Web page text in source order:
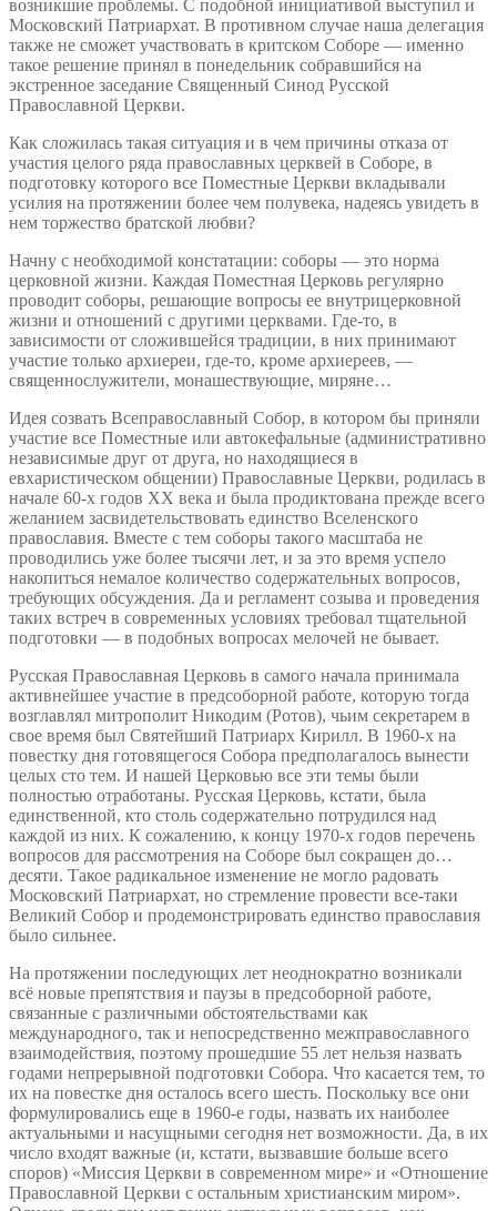
возникшие проблемы. С подобной инициативой выступил и
Московский Патриархат. В противном случае наша делегация
также не сможет участвовать в критском Соборе — именно
такое решение принял в понедельник собравшийся на
экстренное заседание Священный Синод Русской
Православной Церкви.
Как сложилась такая ситуация и в чем причины отказа от
участия целого ряда православных церквей в Соборе, в
подготовку которого все Поместные Церкви вкладывали
усилия на протяжении более чем полувека, надеясь увидеть в
нем торжество братской любви?
Начну с необходимой констатации: соборы — это норма
церковной жизни. Каждая Поместная Церковь регулярно
проводит соборы, решающие вопросы ее внутрицерковной
жизни и отношений с другими церквами. Где-то, в
зависимости от сложившейся традиции, в них принимают
участие только архиереи, где-то, кроме архиереев, —
священнослужители, монашествующие, миряне…
Идея созвать Всеправославный Собор, в котором бы приняли
участие все Поместные или автокефальные (административно
независимые друг от друга, но находящиеся в
евхаристическом общении) Православные Церкви, родилась в
начале 60-х годов ХХ века и была продиктована прежде всего
желанием засвидетельствовать единство Вселенского
православия. Вместе с тем соборы такого масштаба не
проводились уже более тысячи лет, и за это время успело
накопиться немалое количество содержательных вопросов,
требующих обсуждения. Да и регламент созыва и проведения
таких встреч в современных условиях требовал тщательной
подготовки — в подобных вопросах мелочей не бывает.
Русская Православная Церковь в самого начала принимала
активнейшее участие в предсоборной работе, которую тогда
возглавлял митрополит Никодим (Ротов), чьим секретарем в
свое время был Святейший Патриарх Кирилл. В 1960-х на
повестку дня готовящегося Собора предполагалось вынести
целых сто тем. И нашей Церковью все эти темы были
полностью отработаны. Русская Церковь, кстати, была
единственной, кто столь содержательно потрудился над
каждой из них. К сожалению, к концу 1970-х годов перечень
вопросов для рассмотрения на Соборе был сокращен до…
десяти. Такое радикальное изменение не могло радовать
Московский Патриархат, но стремление провести все-таки
Великий Собор и продемонстрировать единство православия
было сильнее.
На протяжении последующих лет неоднократно возникали
всё новые препятствия и паузы в предсоборной работе,
связанные с различными обстоятельствами как
международного, так и непосредственно межправославного
взаимодействия, поэтому прошедшие 55 лет нельзя назвать
годами непрерывной подготовки Собора. Что касается тем, то
их на повестке дня осталось всего шесть. Поскольку все они
формулировались еще в 1960-е годы, назвать их наиболее
актуальными и насущными сегодня нет возможности. Да, в их
число входят важные (и, кстати, вызвавшие больше всего
споров) «Миссия Церкви в современном мире» и «Отношение
Православной Церкви с остальным христианским миром».